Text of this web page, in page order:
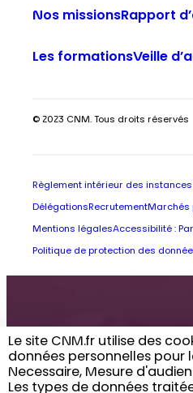
Le site CNM.fr utilise des
données personnelles pour
Necessaire, Mesure
Les types de données
Nos missionsRapport
Les formationsVeille
© 2023 CNM. Tous droits réservés
Règlement intérieur des
Délégations RecrutementMarchés
Mentions légalesAccessibilité :
Politique de protection des
Retrouvez
l’actualité